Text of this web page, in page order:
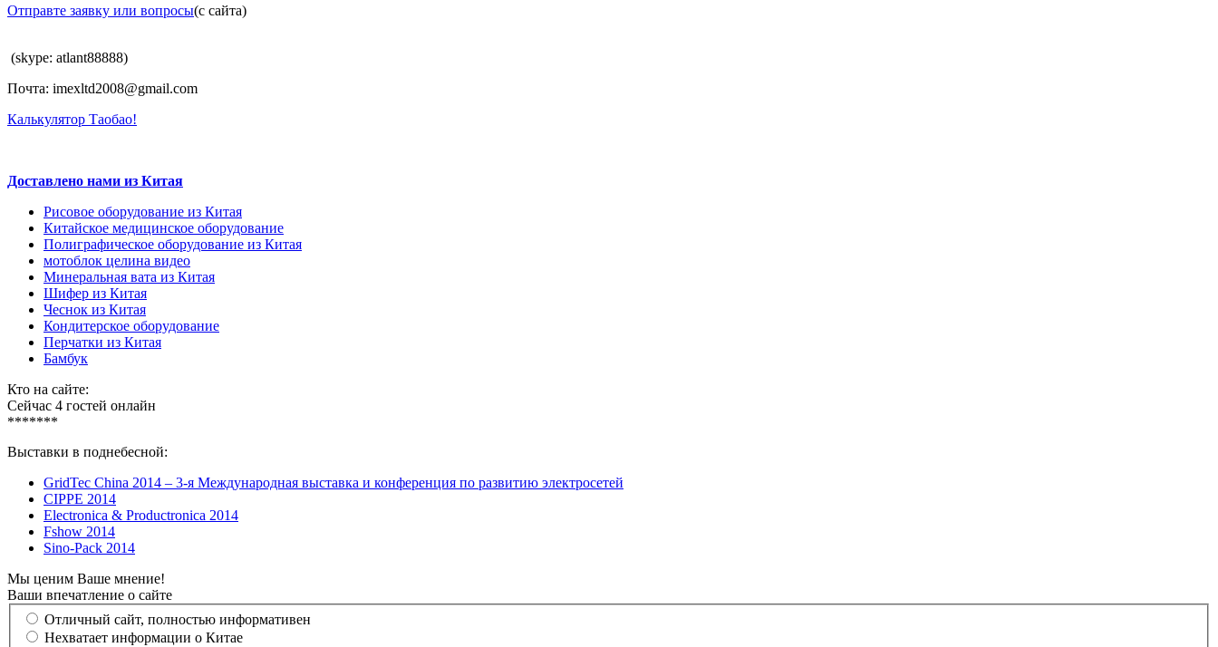
Отправте заявку или вопросы(с сайта)
(skype: atlant88888)
Почта: imexltd2008@gmail.com
Калькулятор Таобао!
Доставлено нами из Китая
Рисовое оборудование из Китая
Китайское медицинское оборудование
Полиграфическое оборудование из Китая
мотоблок целина видео
Минеральная вата из Китая
Шифер из Китая
Чеснок из Китая
Кондитерское оборудование
Перчатки из Китая
Бамбук
Кто на сайте:
Сейчас 4 гостей онлайн
*******
Выставки в поднебесной:
GridTec China 2014 – 3-я Международная выставка и конференция по развитию электросетей
CIPPE 2014
Electronica & Productronica 2014
Fshow 2014
Sino-Pack 2014
Мы ценим Ваше мнение!
Ваши впечатление о сайте
Отличный сайт, полностью информативен
Нехватает информации о Китае